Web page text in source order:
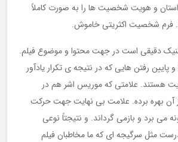
و هویت شخصیت ها را به صورت کاملاً
فرم شخصیت اکثریتی خاموش.
دقیقی است در جهت محتوا و موضوع فیلم.
رفتن هایی که در نتیجه ی تکرار یادآور
هستند. علامتی که موریس اشر هم در
آن بهره برده. علامت بی نهایت جهت حرکت
می برد و بازمی گرداند. و نتیجتاً نوعی
مثل سرگیجه ای که ما مخاطبان فیلم